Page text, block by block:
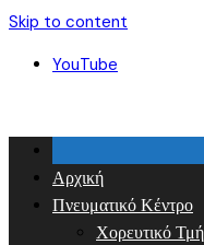
Skip to content
YouTube
Αρχική
Πνευματικό Κέντρο
Χορευτικό